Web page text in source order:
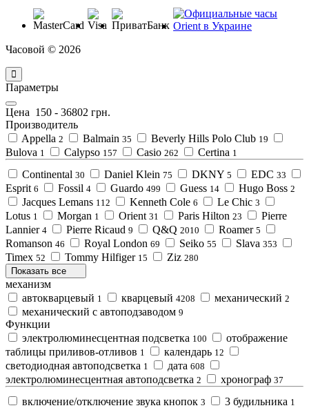
Часовой © 2026
Параметры
Цена 150 - 36802 грн.
Производитель
Appella 2 Balmain 35 Beverly Hills Polo Club 19
Bulova 1 Calypso 157 Casio 262 Certina 1
Continental 30 Daniel Klein 75 DKNY 5 EDC 33
Esprit 6 Fossil 4 Guardo 499 Guess 14 Hugo Boss 2
Jacques Lemans 112 Kenneth Cole 6 Le Chic 3
Lotus 1 Morgan 1 Orient 31 Paris Hilton 23
Pierre
Lannier 4 Pierre Ricaud 9 Q&Q 2010 Roamer 5
Romanson 46 Royal London 69 Seiko 55 Slava 353
Timex 52 Tommy Hilfiger 15 Ziz 280
Показать все
механизм
автокварцевый 1 кварцевый 4208 механический 2
механический с автоподзаводом 9
Функции
электролюминесцентная подсветка 100
отображение
таблицы приливов-отливов 1 календарь 12
светодиодная автоподсветка 1 дата 608
электролюминесцентная автоподсветка 2 хронограф 37
включение/отключение звука кнопок 3 3 будильника 1